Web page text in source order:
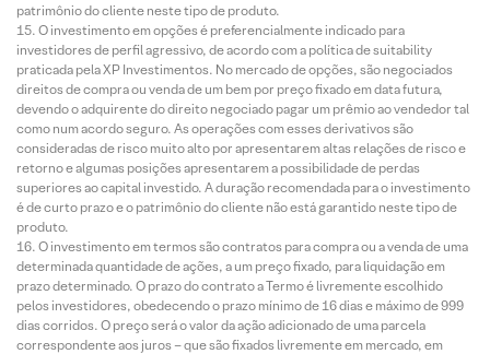
patrimônio do cliente neste tipo de produto.
O investimento em opções é preferencialmente indicado para
investidores de perfil agressivo, de acordo com a política de suitability
praticada pela XP Investimentos. No mercado de opções, são negociados
direitos de compra ou venda de um bem por preço fixado em data futura,
devendo o adquirente do direito negociado pagar um prêmio ao vendedor tal
como num acordo seguro. As operações com esses derivativos são
consideradas de risco muito alto por apresentarem altas relações de risco e
retorno e algumas posições apresentarem a possibilidade de perdas
superiores ao capital investido. A duração recomendada para o investimento
é de curto prazo e o patrimônio do cliente não está garantido neste tipo de
produto.
O investimento em termos são contratos para compra ou a venda de uma
determinada quantidade de ações, a um preço fixado, para liquidação em
prazo determinado. O prazo do contrato a Termo é livremente escolhido
pelos investidores, obedecendo o prazo mínimo de 16 dias e máximo de 999
dias corridos. O preço será o valor da ação adicionado de uma parcela
correspondente aos juros – que são fixados livremente em mercado, em